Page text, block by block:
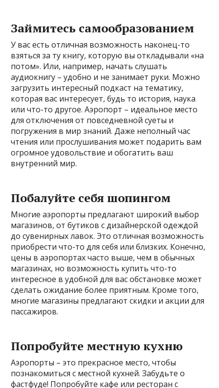
Займитесь самообразованием
У вас есть отличная возможность наконец-то
взяться за ту книгу, которую вы откладывали «на
потом». Или, например, начать слушать
аудиокнигу – удобно и не занимает руки. Можно
загрузить интересный подкаст на тематику,
которая вас интересует, будь то история, наука
или что-то другое. Аэропорт – идеальное место
для отключения от повседневной суеты и
погружения в мир знаний. Даже неполный час
чтения или прослушивания может подарить вам
огромное удовольствие и обогатить ваш
внутренний мир.
Побалуйте себя шопингом
Многие аэропорты предлагают широкий выбор
магазинов, от бутиков с дизайнерской одеждой
до сувенирных лавок. Это отличная возможность
приобрести что-то для себя или близких. Конечно,
цены в аэропортах часто выше, чем в обычных
магазинах, но возможность купить что-то
интересное в удобной для вас обстановке может
сделать ожидание более приятным. Кроме того,
многие магазины предлагают скидки и акции для
пассажиров.
Попробуйте местную кухню
Аэропорты – это прекрасное место, чтобы
познакомиться с местной кухней. Забудьте о
фастфуде! Попробуйте кафе или ресторан с